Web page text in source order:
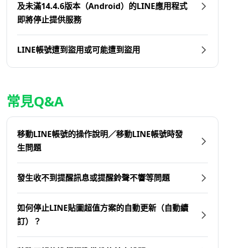
及未滿14.4.6版本（Android）的LINE應用程式
即將停止提供服務
LINE帳號遭到盜用或可能遭到盜用
常見Q&A
移動LINE帳號的操作說明／移動LINE帳號時發
生問題
發生收不到提醒訊息或提醒鈴聲不響等問題
如何停止LINE貼圖超值方案的自動更新（自動續
訂）？